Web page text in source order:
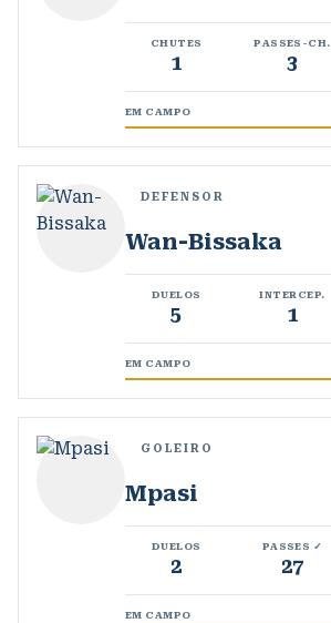
CHUTES
1
PASSES-CH.
3
EM CAMPO
DEFENSOR
Wan-Bissaka
DUELOS
5
INTERCEP.
1
EM CAMPO
GOLEIRO
Mpasi
DUELOS
2
PASSES ✓
27
EM CAMPO